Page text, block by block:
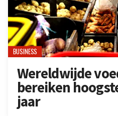
BUSINESS
Wereldwijde
bereiken
jaar